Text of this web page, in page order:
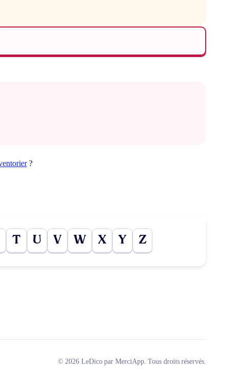
?
T U V W X Y Z
© 2026 LeDico par MerciApp. Tous droits réservés.